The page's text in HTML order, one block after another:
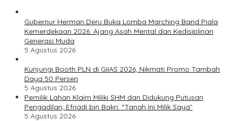
Gubernur Herman Deru Buka Lomba Marching Band Piala
Kemerdekaan 2026: Ajang Asah Mental dan Kedisiplinan
Generasi Muda
5 Agustus 2026
Kunjungi Booth PLN di GIIAS 2026, Nikmati Promo Tambah
Daya 50 Persen
5 Agustus 2026
Pemilik Lahan Klaim Miliki SHM dan Didukung Putusan
Pengadilan, Efriadi bin Bakri: “Tanah Ini Milik Saya”
5 Agustus 2026